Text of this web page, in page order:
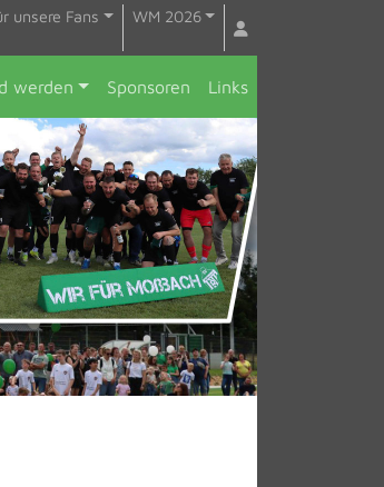
unsere Fans WM 2026
werden Sponsoren Links